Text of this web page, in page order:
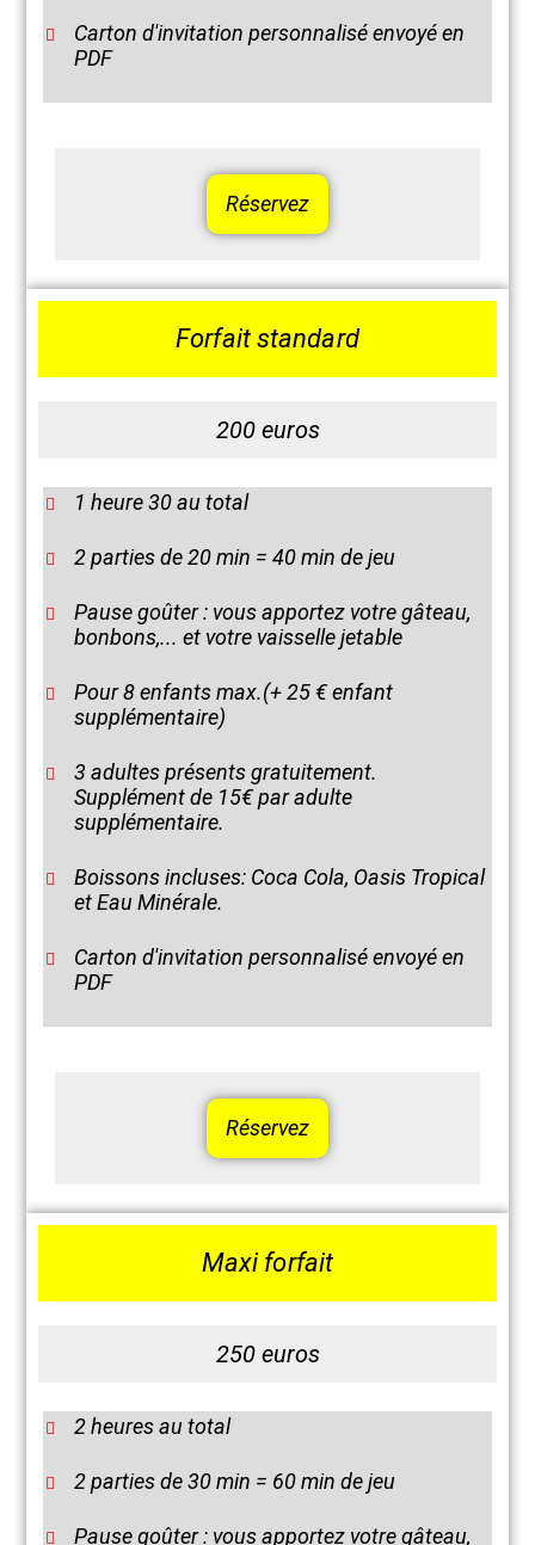
Carton d'invitation personnalisé envoyé en
PDF
Réservez
Forfait standard
200 euros
1 heure 30 au total
2 parties de 20 min = 40 min de jeu
Pause goûter : vous apportez votre gâteau,
bonbons,... et votre vaisselle jetable
Pour 8 enfants max.(+ 25 € enfant
supplémentaire)
3 adultes présents gratuitement.
Supplément de 15€ par adulte
supplémentaire.
Boissons incluses: Coca Cola, Oasis Tropical
et Eau Minérale.
Carton d'invitation personnalisé envoyé en
PDF
Réservez
Maxi forfait
250 euros
2 heures au total
2 parties de 30 min = 60 min de jeu
Pause goûter : vous apportez votre gâteau,